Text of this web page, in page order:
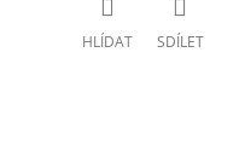
HLÍDAT SDÍLET